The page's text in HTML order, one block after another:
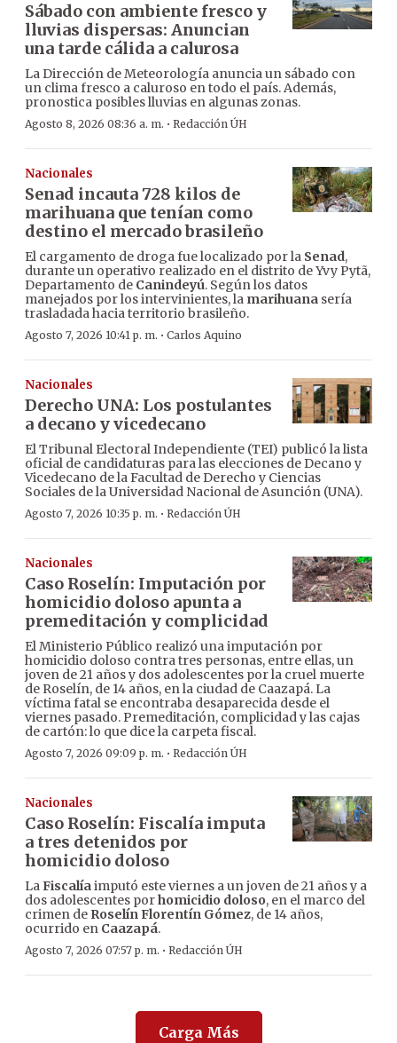
Sábado con ambiente fresco y
lluvias dispersas: Anuncian
una tarde cálida a calurosa
La Dirección de Meteorología anuncia un sábado con
un clima fresco a caluroso en todo el país. Además,
pronostica posibles lluvias en algunas zonas.
Agosto 8, 2026 08:36 a. m. · Redacción ÚH
Nacionales
Senad incauta 728 kilos de
marihuana que tenían como
destino el mercado brasileño
El cargamento de droga fue localizado por la Senad,
durante un operativo realizado en el distrito de Yvy Pytã,
Departamento de Canindeyú. Según los datos
manejados por los intervinientes, la marihuana sería
trasladada hacia territorio brasileño.
Agosto 7, 2026 10:41 p. m. · Carlos Aquino
Nacionales
Derecho UNA: Los postulantes
a decano y vicedecano
El Tribunal Electoral Independiente (TEI) publicó la lista
oficial de candidaturas para las elecciones de Decano y
Vicedecano de la Facultad de Derecho y Ciencias
Sociales de la Universidad Nacional de Asunción (UNA).
Agosto 7, 2026 10:35 p. m. · Redacción ÚH
Nacionales
Caso Roselín: Imputación por
homicidio doloso apunta a
premeditación y complicidad
El Ministerio Público realizó una imputación por
homicidio doloso contra tres personas, entre ellas, un
joven de 21 años y dos adolescentes por la cruel muerte
de Roselín, de 14 años, en la ciudad de Caazapá. La
víctima fatal se encontraba desaparecida desde el
viernes pasado. Premeditación, complicidad y las cajas
de cartón: lo que dice la carpeta fiscal.
Agosto 7, 2026 09:09 p. m. · Redacción ÚH
Nacionales
Caso Roselín: Fiscalía imputa
a tres detenidos por
homicidio doloso
LaFiscalíaimputó este viernes a un joven de 21 años y a
dos adolescentes porhomicidio doloso, en el marco del
crimen de Roselín Florentín Gómez, de 14 años,
ocurrido en Caazapá.
Agosto 7, 2026 07:57 p. m. · Redacción ÚH
Carga Más